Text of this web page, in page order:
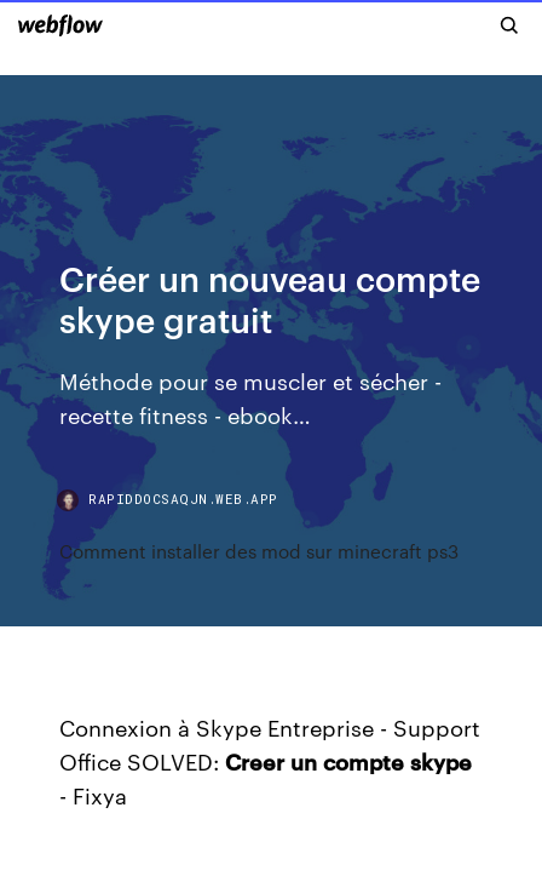
Créer un nouveau compte
skype gratuit
Méthode pour se muscler et sécher -
recette fitness - ebook…
RAPIDDOCSAQJN.WEB.APP
Comment installer des mod sur minecraft ps3
Connexion à Skype Entreprise - Support
Office SOLVED:Creer un compte skype
- Fixya